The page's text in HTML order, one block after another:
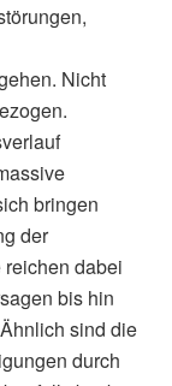
Nicht
bringen
der
dabei
bis hin
sind die
durch